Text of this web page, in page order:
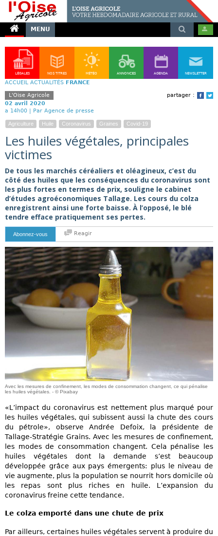
MENU
LÉGALES NOS TITRES MÉTÉO ANNONCES AGENDA NEWSLETTER
ACCUEIL ACTUALITÉS FRANCE
partager :
L'Oise Agricole
02 avril 2020
a 14h00 | Par Agence de presse
Agriculture Huile Coronavirus Graines Covid-19
Les huiles végétales, principales
victimes
De tous les marchés céréaliers et oléagineux, c’est du
côté des huiles que les conséquences du coronavirus sont
les plus fortes en termes de prix, souligne le cabinet
d’études agroéconomiques Tallage. Les cours du colza
enregistrent ainsi une forte baisse. À l’opposé, le blé
tendre efface pratiquement ses pertes.
Abonnez-vous Reagir
Avec les mesures de confinement, les modes de consommation changent, ce qui pénalise
les huiles végétales. - © Pixabay
«L’impact du coronavirus est nettement plus marqué pour
les huiles végétales, qui subissent aussi la chute des cours
du pétrole», observe Andrée Defoix, la présidente de
Tallage-Stratégie Grains. Avec les mesures de confinement,
les modes de consommation changent. Cela pénalise les
huiles végétales dont la demande s’est beaucoup
développée grâce aux pays émergents: plus le niveau de
vie augmente, plus la population se nourrit hors domicile où
les repas sont plus riches en huile. L’expansion du
coronavirus freine cette tendance.
Le colza emporté dans une chute de prix
Par ailleurs, certaines huiles végétales servent à produire du